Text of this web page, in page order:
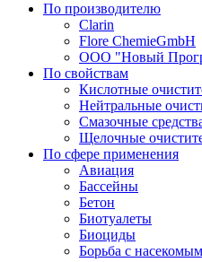
По производителю
Clarin
Flore ChemieGmbH
ООО "Новый
По свойствам
Кислотные
Нейтральные
Смазочные
Щелочные
По сфере применения
Авиация
Бассейны
Бетон
Биотуалеты
Биоциды
Борьба с